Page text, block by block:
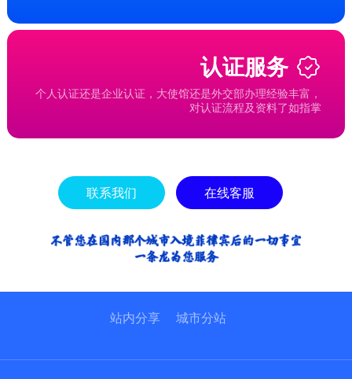
认证服务
个人认证还是企业认证，大使馆还是外交部办理经验丰富，
对认证流程及资料了如指掌
联系我们 在线客服
站内分享 城市分站